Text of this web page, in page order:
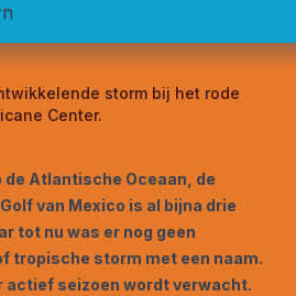
storm bij het rode
Center.
de Atlantische Oceaan, de
van Mexico is al bijna drie
tot nu was er nog geen
tropische storm met een naam.
actief seizoen wordt verwacht.